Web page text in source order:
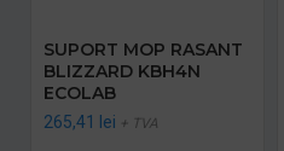
SUPORT MOP RASANT
BLIZZARD KBH4N
ECOLAB
265,41 lei + TVA